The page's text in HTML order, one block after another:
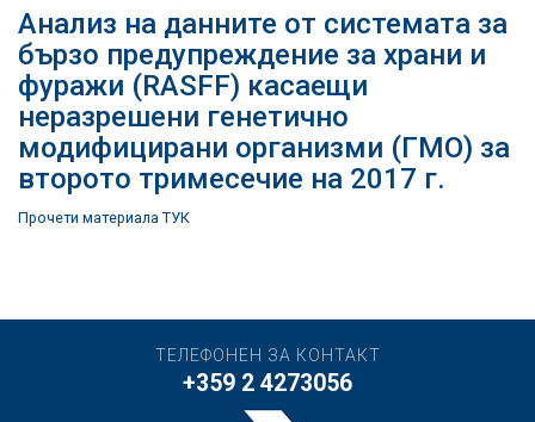
Анализ на данните от системата за
бързо предупреждение за храни и
фуражи (RASFF) касаещи
неразрешени генетично
модифицирани организми (ГМО) за
второто тримесечие на 2017 г.
Прочети материала ТУК
ТЕЛЕФОНЕН ЗА КОНТАКТ
+359 2 4273056